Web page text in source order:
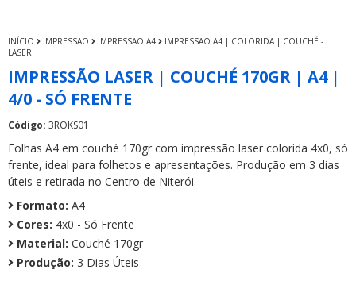
INÍCIO IMPRESSÃO IMPRESSÃO A4
IMPRESSÃO A4 | COLORIDA | COUCHÉ -
LASER
IMPRESSÃO LASER | COUCHÉ 170GR | A4 |
4/0 - SÓ FRENTE
Código: 3ROKS01
Folhas A4 em couché 170gr com impressão laser colorida 4x0, só
frente, ideal para folhetos e apresentações. Produção em 3 dias
úteis e retirada no Centro de Niterói.
Formato: A4
Cores: 4x0 - Só Frente
Material: Couché 170gr
Produção: 3 Dias Úteis